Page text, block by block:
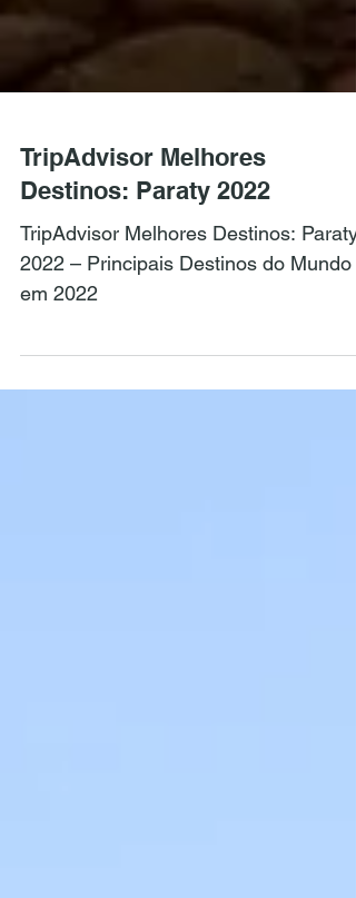
TripAdvisor Melhores
Destinos: Paraty 2022
2022 – Principais Destinos do Mundo
em 2022